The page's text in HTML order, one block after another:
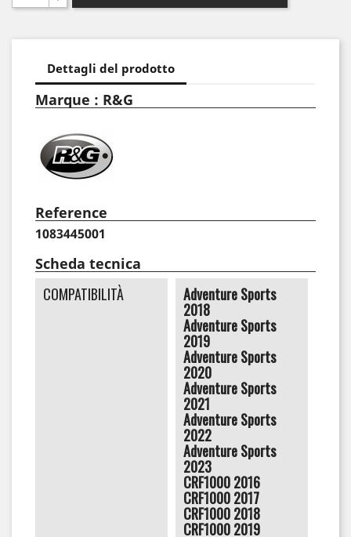
Dettagli del prodotto
Marque : R&G
Reference
1083445001
Scheda tecnica
COMPATIBILITÀ Adventure Sports
2018
Adventure Sports
2019
Adventure Sports
2020
Adventure Sports
2021
Adventure Sports
2022
Adventure Sports
2023
CRF1000 2016
CRF1000 2017
CRF1000 2018
CRF1000 2019